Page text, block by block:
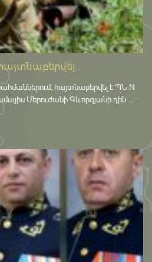
հայտնաբերվել է ՊՆ N
Մերուժանի Գևորգյանի դին. ...